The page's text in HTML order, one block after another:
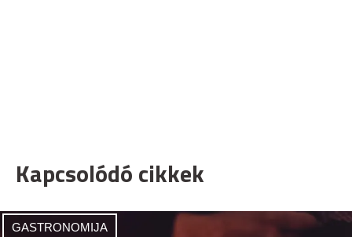
Kapcsolódó cikkek
GASTRONOMIJA